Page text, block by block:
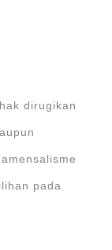
dirugikan
pada